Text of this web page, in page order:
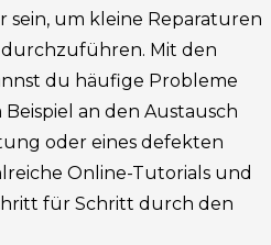
sein, um kleine Reparaturen
Mit den
du häufige Probleme
an den Austausch
oder eines defekten
Online-Tutorials und
für Schritt durch den